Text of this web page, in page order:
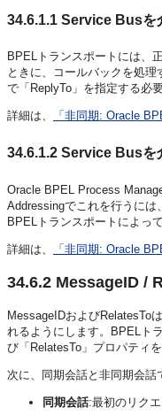
34.6.1.1 Service Busを
BPELトランスポートには、
ときに、コールバックを処
で「ReplyTo」を指定する必
詳細は、 「非同期: Oracle
34.6.1.2 Service Busを
Oracle BPEL Process
Addressingでこれを行うには
BPELトランスポートによっ
詳細は、 「非同期: Oracle
34.6.2 MessageID /
MessageIDおよびRelatesTo
れるようにします。BPELト
び「RelatesTo」プロパティ
次に、同期会話と非同期会話
同期会話:最初のリク